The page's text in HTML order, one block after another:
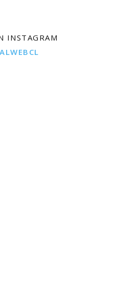
INSTAGRAM